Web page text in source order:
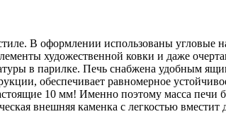
В оформлении использованы угловые
художественной ковки и даже
в парилке. Печь снабжена удобным
обеспечивает равномерное
10 мм! Именно поэтому масса печи
внешняя каменка с легкостью вместит